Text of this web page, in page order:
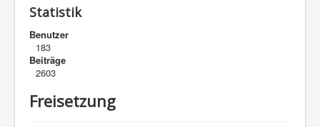
Statistik
Benutzer
183
Beiträge
2603
Freisetzung